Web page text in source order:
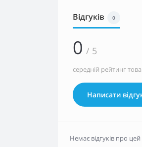
Відгуків 0
0 / 5
середній рейтинг
Написати
Немає відгуків про